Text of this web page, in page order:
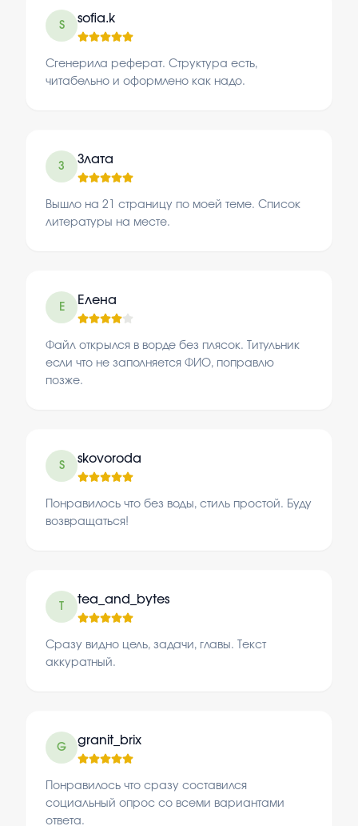
S
sofia.k
Сгенерила реферат. Структура есть,
читабельно и оформлено как надо.
З
Злата
Вышло на 21 страницу по моей теме. Список
литературы на месте.
Е
Елена
Файл открылся в ворде без плясок. Титульник
если что не заполняется ФИО, поправлю
позже.
S
skovoroda
Понравилось что без воды, стиль простой. Буду
возвращаться!
tea_and_bytes
Сразу видно цель, задачи, главы. Текст
аккуратный.
G
granit_brix
Понравилось что сразу составился
социальный опрос со всеми вариантами
ответа.